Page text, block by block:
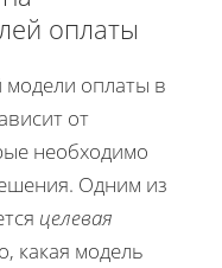
оплаты
оплаты в
от
необходимо
Одним из
целевая
какая модель